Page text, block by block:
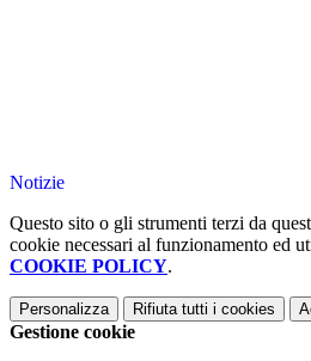
Notizie
Questo sito o gli strumenti terzi da
cookie necessari al funzionamento ed
COOKIE POLICY.
Personalizza Rifiuta tutti i cookies
Gestione cookie